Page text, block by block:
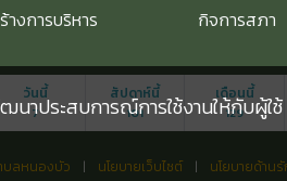
างการบริหาร
กิจการสภา
วันนี้
7
สัปดาห์นี้
101
เดือนนี้
129
บลหนองบัว | นโยบายเว็บไซต์ | นโยบายด้าน
นาประสบการณ์การใช้งานให้กับผู้ใช้